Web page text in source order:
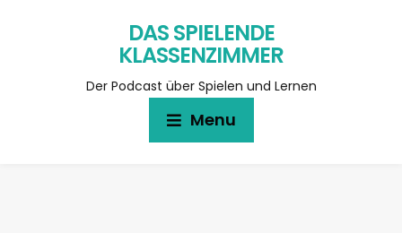
DAS SPIELENDE
KLASSENZIMMER
Der Podcast über Spielen und Lernen
Menu